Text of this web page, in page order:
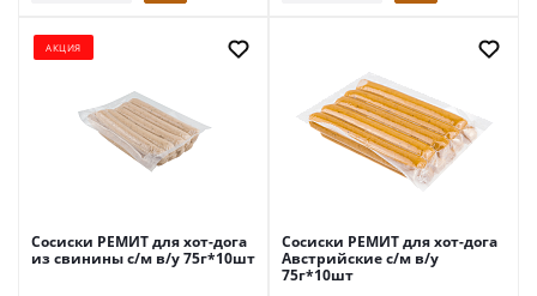
АКЦИЯ
Сосиски РЕМИТ для хот-дога
из свинины с/м в/у 75г*10шт
Сосиски РЕМИТ для хот-дога
Австрийские с/м в/у
75г*10шт